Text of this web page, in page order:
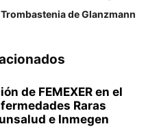
Trombastenia de Glanzmann
de FEMEXER en el
Raras
e Inmegen